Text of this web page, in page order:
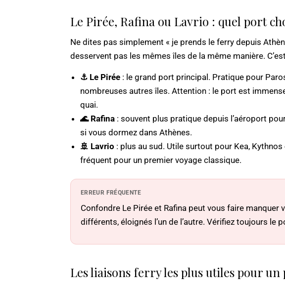
Le Pirée, Rafina ou Lavrio : quel port
Ne dites pas simplement « je prends le ferry depuis
desservent pas les mêmes îles de la même manière.
⚓ Le Pirée : le grand port principal. Pratique pour
nombreuses autres îles. Attention : le port est
quai.
🌊 Rafina : souvent plus pratique depuis l’aéroport
si vous dormez dans Athènes.
🚢 Lavrio : plus au sud. Utile surtout pour Kea,
fréquent pour un premier voyage classique.
ERREUR FRÉQUENTE
Confondre Le Pirée et Rafina peut vous faire manquer
différents, éloignés l’un de l’autre. Vérifiez toujours le
Les liaisons ferry les plus utiles pour un